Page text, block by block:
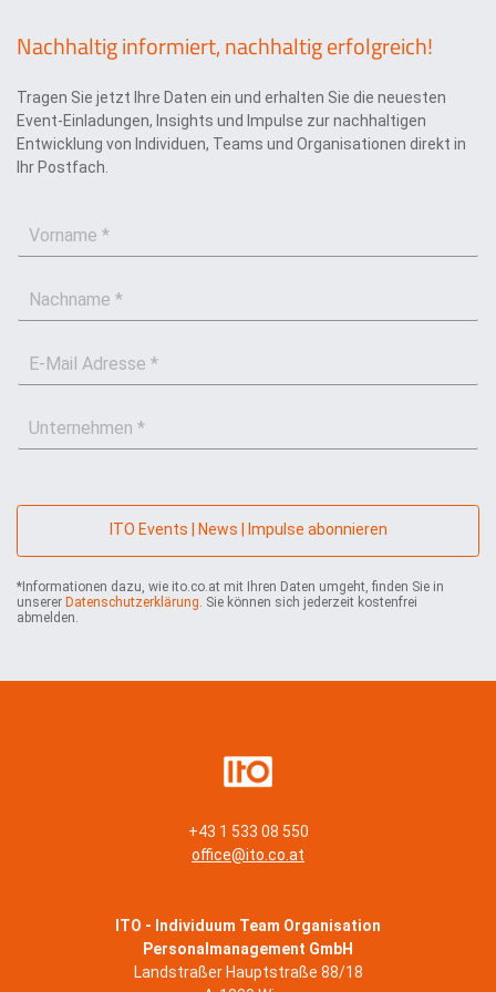
Nachhaltig informiert, nachhaltig erfolgreich!
Tragen Sie jetzt Ihre Daten ein und erhalten Sie die neuesten
Event-Einladungen, Insights und Impulse zur nachhaltigen
Entwicklung von Individuen, Teams und Organisationen direkt in
Ihr Postfach.
a
*
n
m
e
i
r
e
m
e
ITO Events | News | Impulse abonnieren
*Informationen dazu, wie ito.co.at mit Ihren Daten umgeht, finden Sie in
unserer Datenschutzerklärung. Sie können sich jederzeit kostenfrei
abmelden.
+43 1 533 08 550
office@ito.co.at
ITO - Individuum Team Organisation
Personalmanagement GmbH
Landstraßer Hauptstraße 88/18